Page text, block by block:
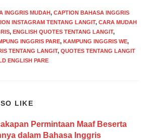
INGGRIS MUDAH, CAPTION BAHASA INGGRIS
INSTAGRAM TENTANG LANGIT, CARA MUDAH
, ENGLISH QUOTES TENTANG LANGIT,
INGGRIS PARE, KAMPUNG INGGRIS WE,
TENTANG LANGIT, QUOTES TENTANG LANGIT
ENGLISH PARE
LIKE
Permintaan Maaf Beserta
dalam Bahasa Inggris